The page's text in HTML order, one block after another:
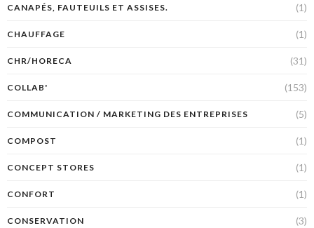
CANAPÉS, FAUTEUILS ET ASSISES. (1)
CHAUFFAGE (1)
CHR/HORECA (31)
COLLAB' (153)
COMMUNICATION / MARKETING DES ENTREPRISES (5)
COMPOST (1)
CONCEPT STORES (1)
CONFORT (1)
CONSERVATION (3)